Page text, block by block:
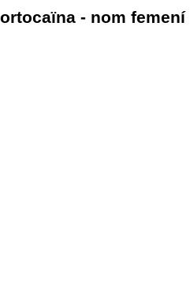
ortocaïna - nom femení